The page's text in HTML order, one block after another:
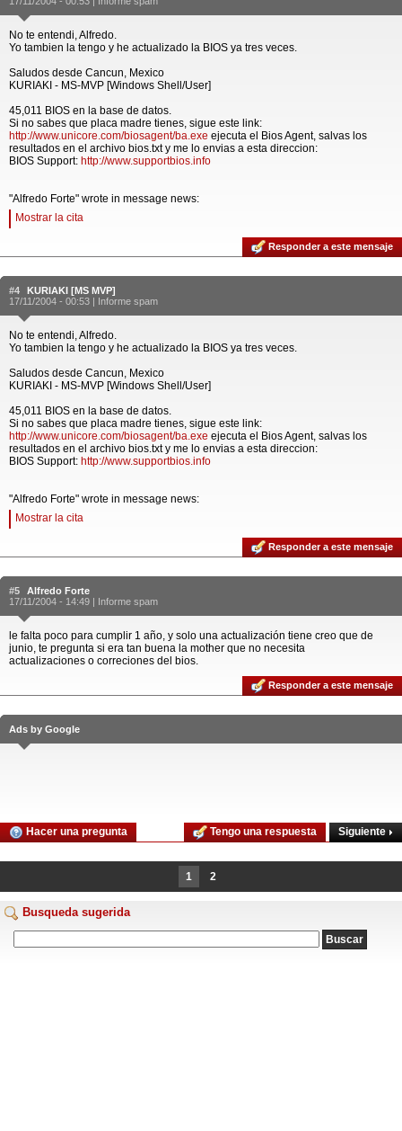
No te entendi, Alfredo.
Yo tambien la tengo y he actualizado la BIOS ya tres veces.
Saludos desde Cancun, Mexico
KURIAKI - MS-MVP [Windows Shell/User]
45,011 BIOS en la base de datos.
Si no sabes que placa madre tienes, sigue este link:
http://www.unicore.com/biosagent/ba.exe ejecuta el Bios Agent, salvas los
resultados en el archivo bios.txt y me lo envias a esta direccion:
BIOS Support: http://www.supportbios.info
"Alfredo Forte" wrote in message news:
Mostrar la cita
Responder a este mensaje
#4
KURIAKI [MS MVP]
17/11/2004 - 00:53 | Informe spam
No te entendi, Alfredo.
Yo tambien la tengo y he actualizado la BIOS ya tres veces.
Saludos desde Cancun, Mexico
KURIAKI - MS-MVP [Windows Shell/User]
45,011 BIOS en la base de datos.
Si no sabes que placa madre tienes, sigue este link:
http://www.unicore.com/biosagent/ba.exe ejecuta el Bios Agent, salvas los
resultados en el archivo bios.txt y me lo envias a esta direccion:
BIOS Support: http://www.supportbios.info
"Alfredo Forte" wrote in message news:
Mostrar la cita
Responder a este mensaje
#5
Alfredo Forte
17/11/2004 - 14:49 | Informe spam
le falta poco para cumplir 1 año, y solo una actualización tiene creo que de
junio, te pregunta si era tan buena la mother que no necesita
actualizaciones o correciones del bios.
Responder a este mensaje
Ads by Google
Hacer una pregunta Siguiente
Tengo una respuesta
1 2
Busqueda sugerida